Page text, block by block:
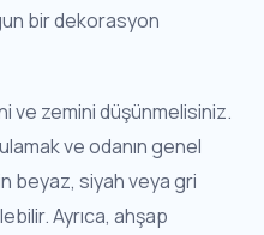
bir dekorasyon
ve zemini düşünmelisiniz.
ve odanın genel
beyaz, siyah veya gri
Ayrıca, ahşap